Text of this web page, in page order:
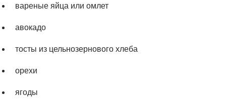
вареные яйца или омлет
авокадо
тосты из цельнозернового хлеба
орехи
ягоды